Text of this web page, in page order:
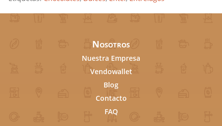
Nosotros
Nuestra Empresa
Vendowallet
Blog
Contacto
FAQ